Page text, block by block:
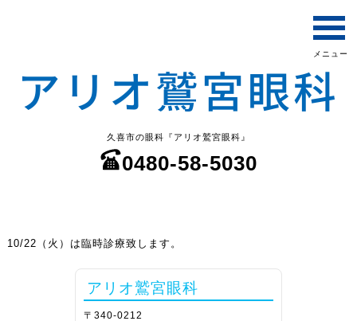
久喜市の眼科『アリオ鷲宮眼科』
0480-58-5030
10/22（火）は臨時診療致します。
アリオ鷲宮眼科
〒340-0212